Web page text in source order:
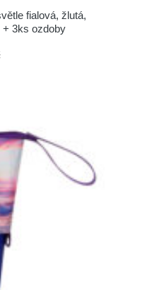
fialová, žlutá,
+ 3ks ozdoby